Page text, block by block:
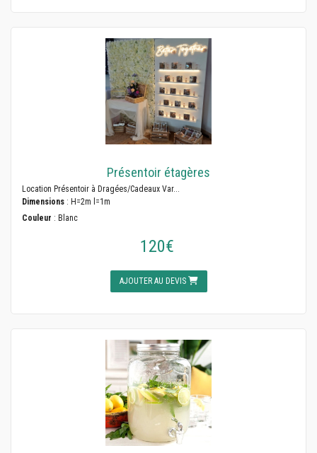
Présentoir étagères
Location Présentoir à Dragées/Cadeaux Var...
Dimensions : H=2m l=1m
Couleur : Blanc
120€
AJOUTER AU DEVIS